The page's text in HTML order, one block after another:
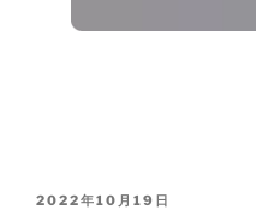
PUBLICADO
2022年10月19日